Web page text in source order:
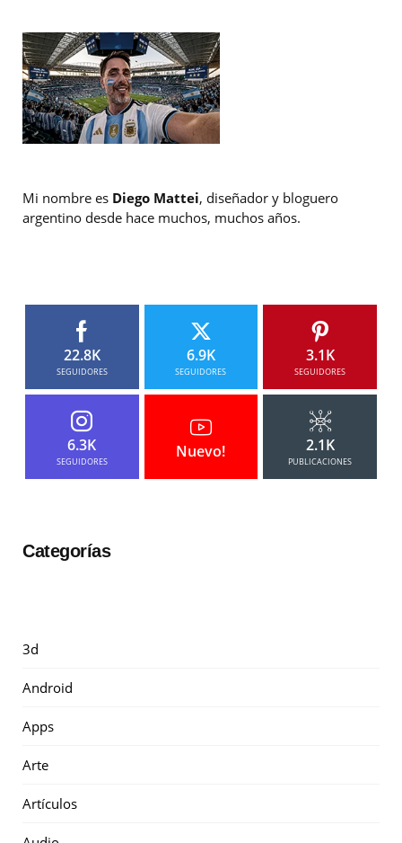
Mi nombre es Diego Mattei, diseñador y bloguero
argentino desde hace muchos, muchos años.
22.8K
SEGUIDORES
6.9K
SEGUIDORES
3.1K
SEGUIDORES
6.3K
SEGUIDORES
Nuevo! 2.1K
PUBLICACIONES
Categorías
3d
Android
Apps
Arte
Artículos